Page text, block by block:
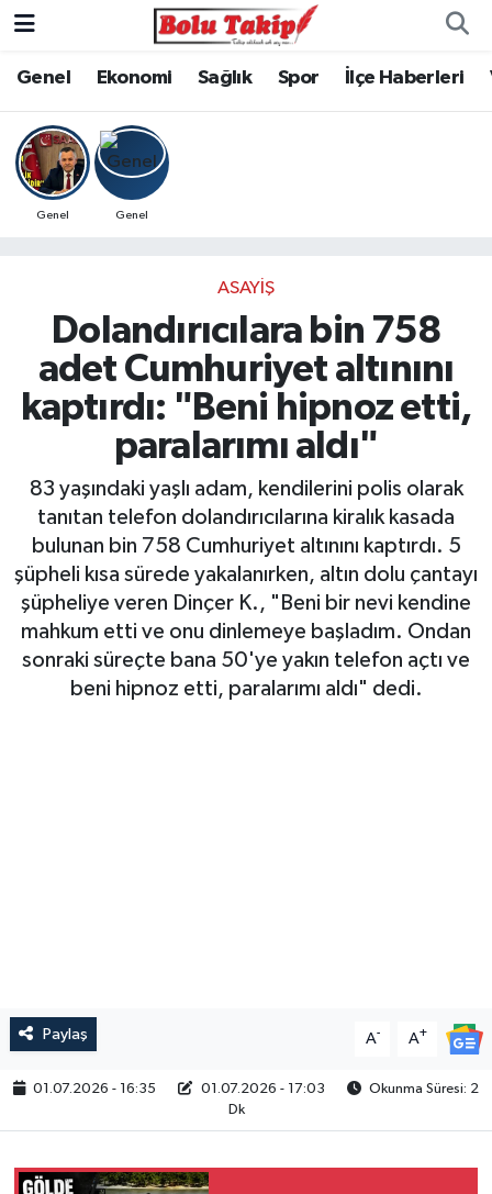
Genel Ekonomi Sağlık Spor İlçe Haberleri
Genel Genel
ASAYIŞ
Dolandırıcılara bin 758
adet Cumhuriyet altınını
kaptırdı: "Beni hipnoz etti,
paralarımı aldı"
83 yaşındaki yaşlı adam, kendilerini polis olarak
tanıtan telefon dolandırıcılarına kiralık kasada
bulunan bin 758 Cumhuriyet altınını kaptırdı. 5
şüpheli kısa sürede yakalanırken, altın dolu çantayı
şüpheliye veren Dinçer K., "Beni bir nevi kendine
mahkum etti ve onu dinlemeye başladım. Ondan
sonraki süreçte bana 50'ye yakın telefon açtı ve
beni hipnoz etti, paralarımı aldı" dedi.
Paylaş A- A+
01.07.2026 - 16:35 01.07.2026 - 17:03
Okunma Süresi: 2
Dk